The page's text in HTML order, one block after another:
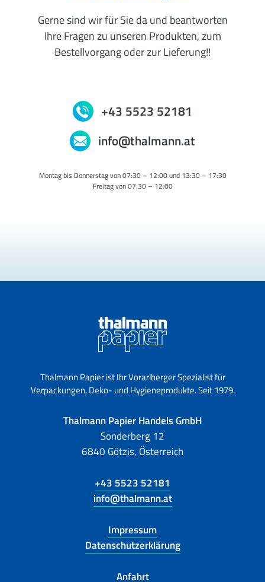
Gerne sind wir für Sie da und beantworten
Ihre Fragen zu unseren Produkten, zum
Bestellvorgang oder zur Lieferung!!
+43 5523 52181
info@thalmann.at
Montag bis Donnerstag von 07:30 – 12:00 und 13:30 – 17:30
Freitag von 07:30 – 12:00
Thalmann Papier ist Ihr Vorarlberger Spezialist für
Verpackungen, Deko- und Hygieneprodukte. Seit 1979.
Thalmann Papier Handels GmbH
Sonderberg 12
6840 Götzis, Österreich
+43 5523 52181
info@thalmann.at
Impressum
Datenschutzerklärung
Anfahrt